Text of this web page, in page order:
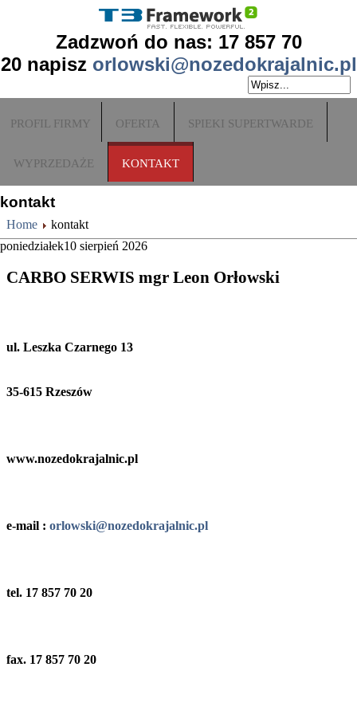
Zadzwoń do nas: 17 857 70
20 napisz orlowski@nozedokrajalnic.pl
PROFIL FIRMY OFERTA SPIEKI SUPERTWARDE
WYPRZEDAŻE KONTAKT
kontakt
Home
kontakt
poniedziałek10 sierpień 2026
CARBO SERWIS mgr Leon Orłowski
ul. Leszka Czarnego 13
35-615 Rzeszów
www.nozedokrajalnic.pl
e-mail : orlowski@nozedokrajalnic.pl
tel. 17 857 70 20
fax. 17 857 70 20